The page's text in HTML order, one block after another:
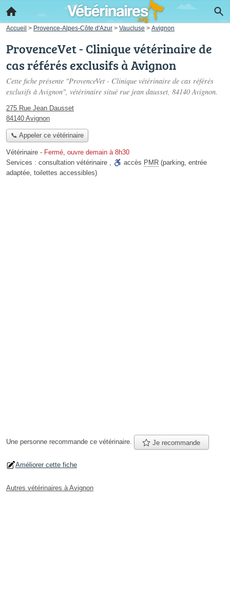
Accueil > Provence-Alpes-Côte d'Azur > Vaucluse > Avignon
ProvenceVet - Clinique vétérinaire de
cas référés exclusifs à Avignon
Cette fiche présente "ProvenceVet - Clinique vétérinaire de cas référés
exclusifs à Avignon", vétérinaire situé rue jean dausset, 84140 Avignon.
275 Rue Jean Dausset
84140 Avignon
📞 Appeler ce vétérinaire
Vétérinaire - Fermé, ouvre demain à 8h30
Services : consultation vétérinaire , accès PMR (parking, entrée
adaptée, toilettes accessibles)
Une personne recommande ce vétérinaire. Je recommande
Améliorer cette fiche
Autres vétérinaires à Avignon